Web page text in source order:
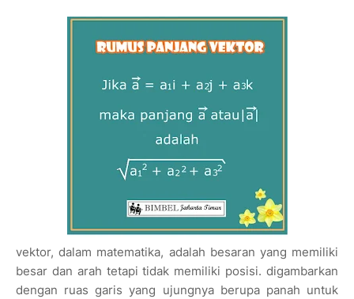
vektor, dalam matematika, adalah besaran yang memiliki
besar dan arah tetapi tidak memiliki posisi. digambarkan
dengan ruas garis yang ujungnya berupa panah untuk